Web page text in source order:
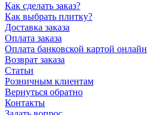
Как сделать заказ?
Как выбрать плитку?
Доставка заказа
Оплата заказа
Оплата банковской картой онлайн
Возврат заказа
Статьи
Розничным клиентам
Вернуться обратно
Контакты